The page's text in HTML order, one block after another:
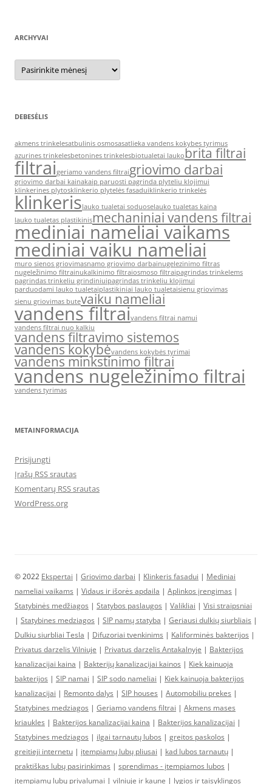
ARCHYVAI
Archyvai
DEBESĖLIS
akmens trinkelesatbulinis osmosasatlieka vandens kokybes tyrimus
azurines trinkelesbetonines trinkelesbiotualetai laukobrita filtrai
filtraigeriamo vandens filtraigriovimo darbai
griovimo darbai kainakaip paruosti pagrinda plyteliu klojimui
klinkerines plytosklinkerio plytelės fasaduiklinkerio trinkelės
klinkerislauko tualetai soduoselauko tualetas kaina
lauko tualetas plastikinismechaniniai vandens filtrai
mediniai nameliai vaikams
mediniai vaiku nameliai
muro sienos griovimasnamo griovimo darbainugelezinimo filtras
nugeležinimo filtrainukalkinimo filtraiosmoso filtraipagrindas trinkelems
pagrindas trinkeliu grindiniuipagrindas trinkeliu klojimui
parduodami lauko tualetaiplastikiniai lauko tualetaisienu griovimas
sienu griovimas butevaiku nameliai
vandens filtraivandens filtrai namui
vandens filtrai nuo kalkiu
vandens filtravimo sistemos
vandens kokybėvandens kokybės tyrimai
vandens minkstinimo filtrai
vandens nugeležinimo filtrai
vandens tyrimas
METAINFORMACIJA
Prisijungti
Įrašų RSS srautas
Komentarų RSS srautas
WordPress.org
© 2022 Ekspertai | Griovimo darbai | Klinkeris fasadui | Mediniai
nameliai vaikams | Vidaus ir išorės apdaila | Aplinkos įrengimas |
Statybinės medžiagos | Statybos paslaugos | Valikliai | Visi straipsniai
| Statybines medziagos | SIP namų statyba | Geriausi dulkių siurbliais |
Dulkiu siurbliai Tesla | Difuzoriai tvenkinims | Kaliforminės bakterijos |
Privatus darzelis Vilniuje | Privatus darzelis Antakalnyje | Bakterijos
kanalizacijai kaina | Bakterijų kanalizacijai kainos | Kiek kainuoja
bakterijos | SIP namai | SIP sodo nameliai | Kiek kainuoja bakterijos
kanalizacijai | Remonto dalys | SIP houses | Automobiliu prekes |
Statybines medziagos | Geriamo vandens filtrai | Akmens mases
kriaukles | Bakterijos kanalizacijai kaina | Bakterijos kanalizacijai |
Statybines medziagos | ilgai tarnautų lubos | greitos paskolos |
greitieji internetu | įtempiamų lubų pliusai | kad lubos tarnautų |
praktiškas lubų pasirinkimas | sprendimas - įtempiamos lubos |
įtempiamų lubų privalumai | vilniuje ir kaune | lygios ir taisyklingos